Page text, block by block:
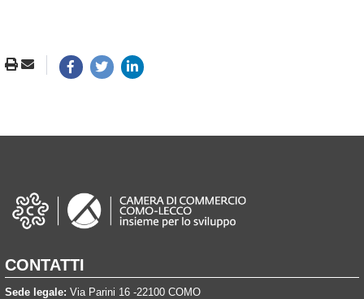
CONTATTI
Sede legale: Via Parini 16 -22100 COMO